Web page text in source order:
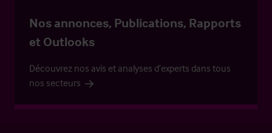
Nos annonces, Publications, Rapports
et Outlooks
Découvrez nos avis et analyses d’experts dans tous
nos secteurs